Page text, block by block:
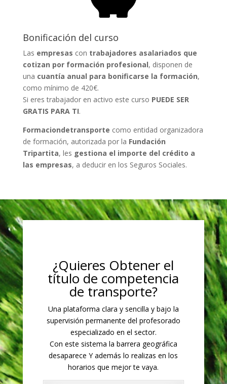
Bonificación del curso
Las empresas con trabajadores asalariados que
cotizan por formación profesional, disponen de
una cuantía anual para bonificarse la formación,
como mínimo de 420€.
Si eres trabajador en activo este curso PUEDE SER
GRATIS PARA TI.
Formaciondetransporte como entidad organizadora
de formación, autorizada por la Fundación
Tripartita, les gestiona el importe del crédito a
las empresas, a deducir en los Seguros Sociales.
¿Quieres Obtener el
título de competencia
de transporte?
Una plataforma clara y sencilla y bajo la
supervisión permanente del profesorado
especializado en el sector.
Con este sistema la barrera geográfica
desaparece Y además lo realizas en los
horarios que mejor te vaya.